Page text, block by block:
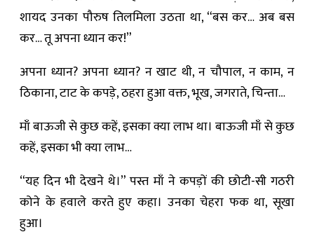
शायद उनका पौरुष तिलमिला उठता था, “बस कर… अब बस
कर… तू अपना ध्यान कर!”
अपना ध्यान? अपना ध्यान? न खाट थी, न चौपाल, न काम, न
ठिकाना, टाट के कपड़े, ठहरा हुआ वक्त, भूख, जगराते, चिन्ता…
माँ बाऊजी से कुछ कहें, इसका क्या लाभ था। बाऊजी माँ से कुछ
कहें, इसका भी क्या लाभ…
“यह दिन भी देखने थे।” पस्त माँ ने कपड़ों की छोटी-सी गठरी
कोने के हवाले करते हुए कहा। उनका चेहरा फक था, सूखा
हुआ।